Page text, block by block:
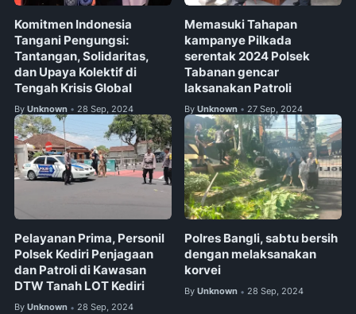
Komitmen Indonesia
Tangani Pengungsi:
Tantangan, Solidaritas,
dan Upaya Kolektif di
Tengah Krisis Global
By Unknown • 28 Sep, 2024
Memasuki Tahapan
kampanye Pilkada
serentak 2024 Polsek
Tabanan gencar
laksanakan Patroli
By Unknown • 27 Sep, 2024
Pelayanan Prima, Personil
Polsek Kediri Penjagaan
dan Patroli di Kawasan
DTW Tanah LOT Kediri
By Unknown • 28 Sep, 2024
Polres Bangli, sabtu bersih
dengan melaksanakan
korvei
By Unknown • 28 Sep, 2024